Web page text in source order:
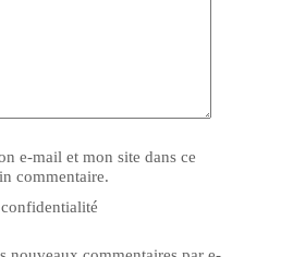
e-mail et mon site dans ce
commentaire.